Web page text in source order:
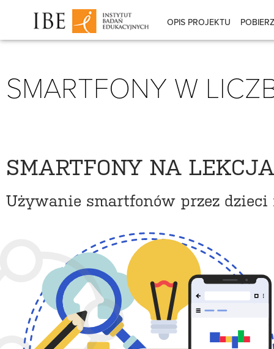
OPIS PROJEKTU
SMARTFONY W
SMARTFONY NA
Używanie smartfonów przez dzieci